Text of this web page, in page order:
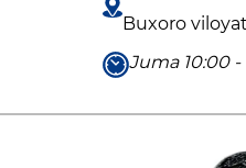
Buxoro
Juma 10:00 -